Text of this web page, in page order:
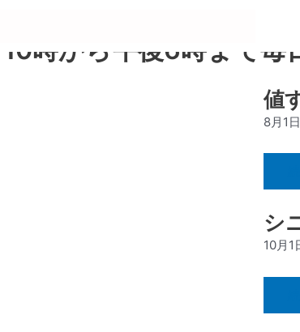
現代アートを集めた
10時から午後6時まで毎
値
8月1
シ
10月1